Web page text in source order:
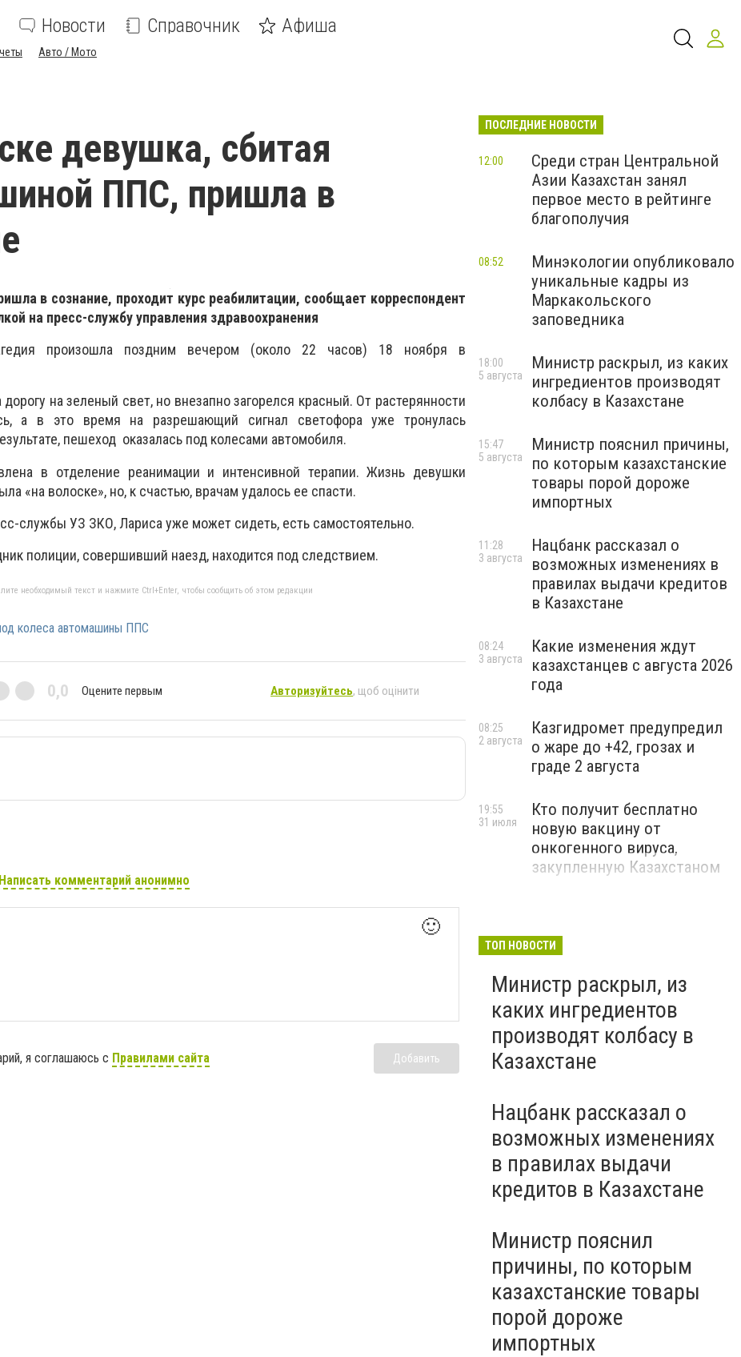
Новости Справочник Афиша
Авто / Мото
девушка, сбитая
ППС, пришла в
в сознание, проходит курс реабилитации, сообщает корреспондент
на пресс-службу управления здравоохранения
произошла поздним вечером (около 22 часов) 18 ноября в
на зеленый свет, но внезапно загорелся красный. От растерянности
а в это время на разрешающий сигнал светофора уже тронулась
пешеход оказалась под колесами автомобиля.
в отделение реанимации и интенсивной терапии. Жизнь девушки
«на волоске», но, к счастью, врачам удалось ее спасти.
службы УЗ ЗКО, Лариса уже может сидеть, есть самостоятельно.
полиции, совершивший наезд, находится под следствием.
необходимый текст и нажмите Ctrl+Enter, чтобы сообщить об этом редакции
колеса автомашины ППС
0,0 Оцените первым Авторизуйтесь, щоб оцінити
Написать комментарий анонимно
🙂
я соглашаюсь с Правилами сайта Добавить
ПОСЛЕДНИЕ НОВОСТИ
Среди стран Центральной
Азии Казахстан занял
первое место в рейтинге
благополучия
12:00
Минэкологии опубликовало
уникальные кадры из
Маркакольского
заповедника
08:52
Министр раскрыл, из каких
ингредиентов производят
колбасу в Казахстане
18:00
5 августа
Министр пояснил причины,
по которым казахстанские
товары порой дороже
импортных
15:47
5 августа
Нацбанк рассказал о
возможных изменениях в
правилах выдачи кредитов
в Казахстане
11:28
3 августа
Какие изменения ждут
казахстанцев с августа 2026
года
08:24
3 августа
Казгидромет предупредил
о жаре до +42, грозах и
граде 2 августа
08:25
2 августа
Кто получит бесплатно
новую вакцину от
онкогенного вируса,
закупленную Казахстаном
19:55
31 июля
ТОП НОВОСТИ
Министр раскрыл, из
каких ингредиентов
производят колбасу в
Казахстане
Нацбанк рассказал о
возможных изменениях
в правилах выдачи
кредитов в Казахстане
Министр пояснил
причины, по которым
казахстанские товары
порой дороже
импортных